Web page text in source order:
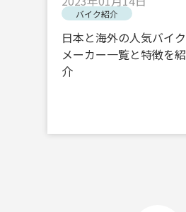
バイク紹介
日本と海外の人気バイク
メーカー一覧と特徴を紹
介